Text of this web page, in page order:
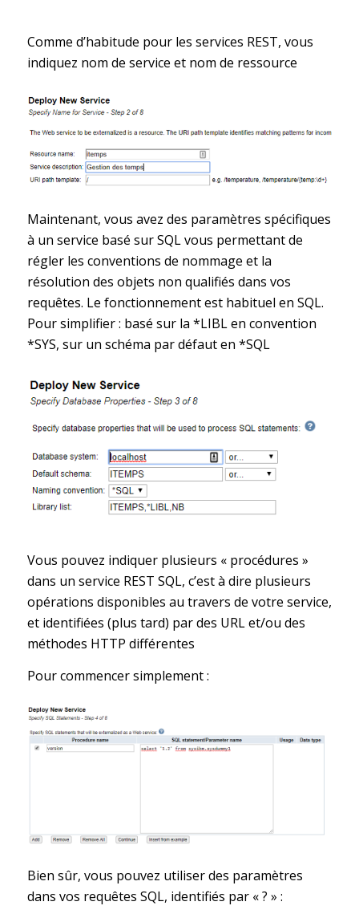
Comme d’habitude pour les services REST, vous
indiquez nom de service et nom de ressource
Maintenant, vous avez des paramètres spécifiques
à un service basé sur SQL vous permettant de
régler les conventions de nommage et la
résolution des objets non qualifiés dans vos
requêtes. Le fonctionnement est habituel en SQL.
Pour simplifier : basé sur la *LIBL en convention
*SYS, sur un schéma par défaut en *SQL
Vous pouvez indiquer plusieurs « procédures »
dans un service REST SQL, c’est à dire plusieurs
opérations disponibles au travers de votre service,
et identifiées (plus tard) par des URL et/ou des
méthodes HTTP différentes
Pour commencer simplement :
Bien sûr, vous pouvez utiliser des paramètres
dans vos requêtes SQL, identifiés par « ? » :